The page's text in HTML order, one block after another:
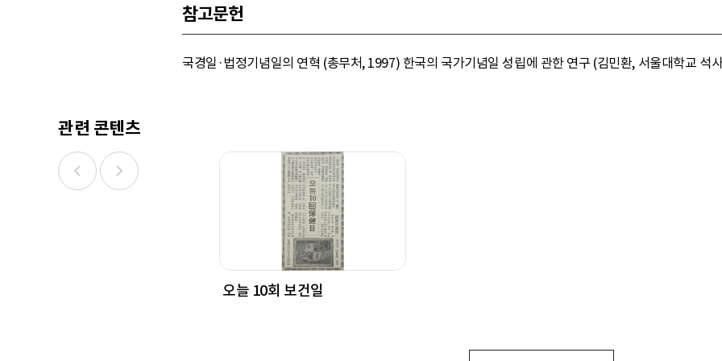
참고문헌
국경일·법정기념일의 연혁 (총무처, 1997) 한국의 국가기념일 성립에 관한 연구 (김민환, 서울대학교 석
관련 콘텐츠
오늘 10회 보건일